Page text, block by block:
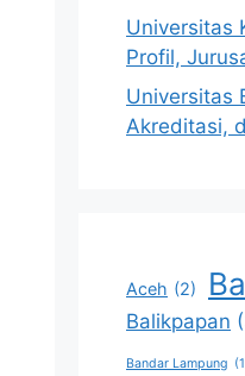
Universitas
Profil,
Universitas
Akreditasi,
Aceh (2)
Balikpapan
Bandar Lampung